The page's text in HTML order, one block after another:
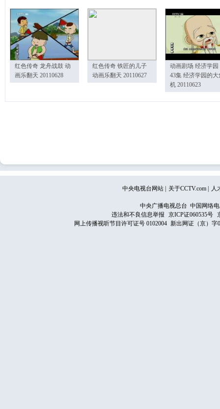
红色传奇 龙舟战鼓 动
画乐翻天 20110628
红色传奇 铁匠的儿子
动画乐翻天 20110627
动画剧场 经济学园
43集 经济学园的大
机 20110623
中央电视台网站 关于CCTV.com 人
中央广播电视总台 中国网络
违法和不良信息举报
京ICP证060535号
网上传播视听节目许可证号 0102004 新出网证（京）